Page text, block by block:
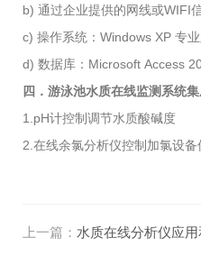
b) 通过企业提供的网线或WIFI
c) 操作系统：Windows XP 专
d) 数据库：Microsoft Access
四．游泳池水质在线监测系统
1.pH计控制调节水质酸碱度
2.在线余氯分析仪控制加氯设
上一篇： 水质在线分析仪应